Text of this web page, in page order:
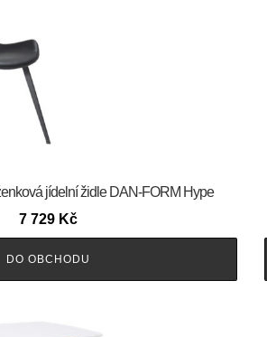
jídelní židle DAN-FORM Hype
7 729 Kč
DO OBCHODU